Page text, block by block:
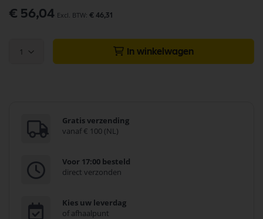
€ 56,04 € 46,31
1 In winkelwagen
Gratis verzending
vanaf € 100 (NL)
Voor 17:00 besteld
direct verzonden
Kies uw leverdag
of afhaalpunt
gallerij